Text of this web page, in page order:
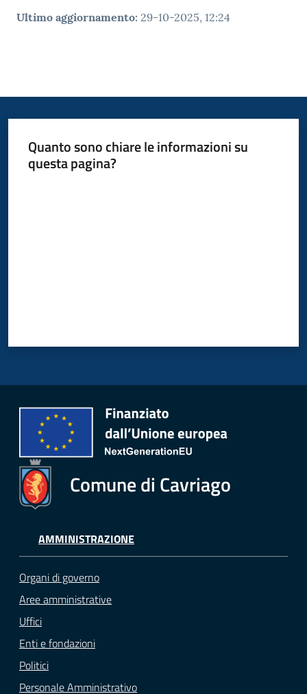
Ultimo aggiornamento: 29-10-2025, 12:24
Quanto sono chiare le informazioni su
questa pagina?
Comune di Cavriago
AMMINISTRAZIONE
Organi di governo
Aree amministrative
Uffici
Enti e fondazioni
Politici
Personale Amministrativo